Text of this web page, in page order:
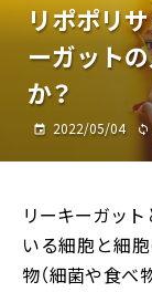
リポポリサ
ーガット
か？
2022/05/04
リーキーガット
いる細胞と細
物（細菌や食べ